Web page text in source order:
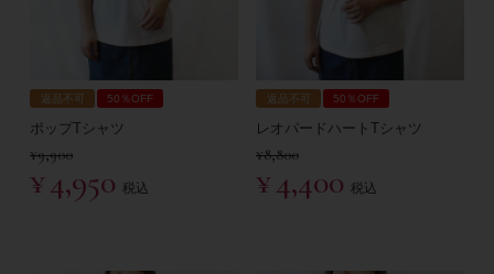
返品不可 50％OFF
ポップTシャツ
¥9,900
¥4,950 税込
返品不可 50％OFF
レオパードハートTシャツ
¥8,800
¥4,400 税込